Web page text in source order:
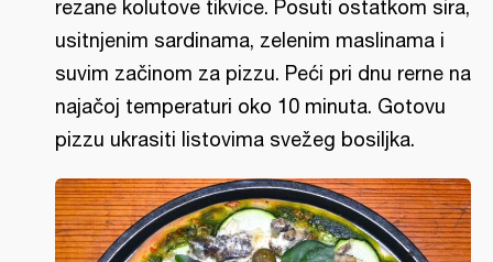
rezane kolutove tikvice. Posuti ostatkom sira,
usitnjenim sardinama, zelenim maslinama i
suvim začinom za pizzu. Peći pri dnu rerne na
najačoj temperaturi oko 10 minuta. Gotovu
pizzu ukrasiti listovima svežeg bosiljka.